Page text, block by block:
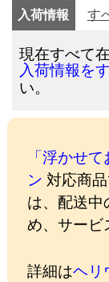
入荷情報 す
現在すべて
入荷情報を
い。
「浮かせ
ン 対応商
は、配送中
め、サービ
詳細はヘリ